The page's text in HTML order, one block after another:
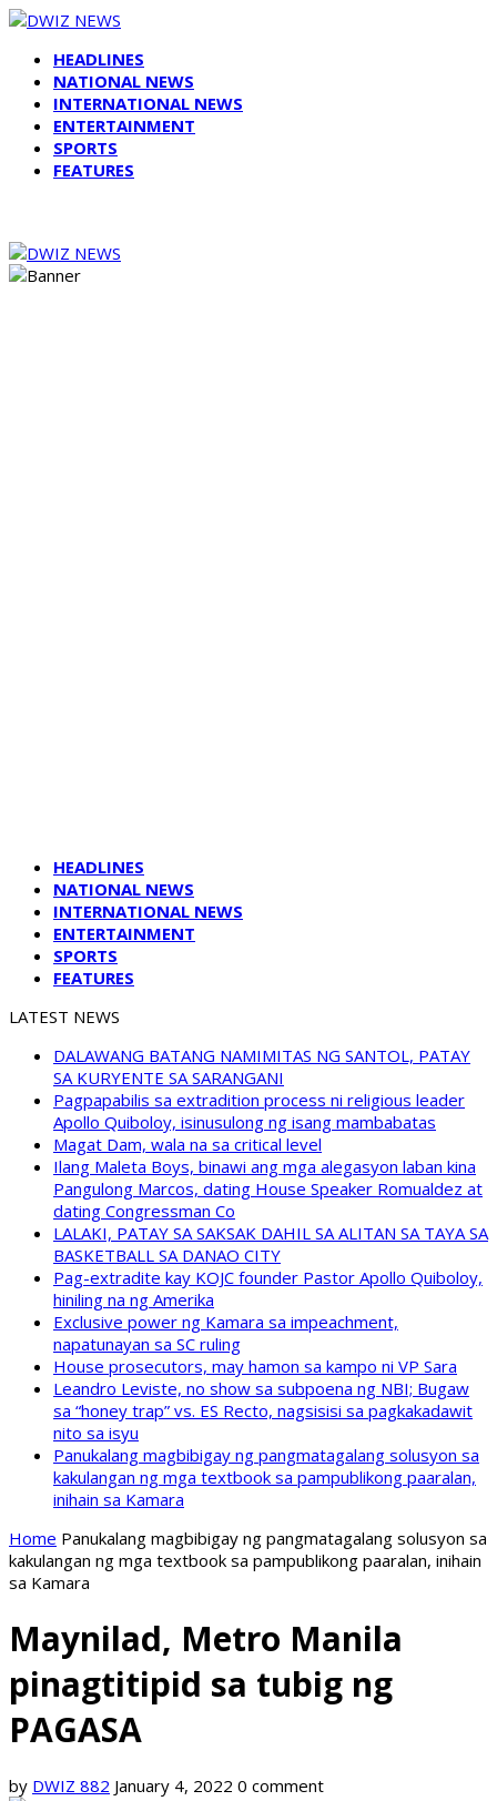
HEADLINES
NATIONAL NEWS
INTERNATIONAL NEWS
ENTERTAINMENT
SPORTS
FEATURES
HEADLINES
NATIONAL NEWS
INTERNATIONAL NEWS
ENTERTAINMENT
SPORTS
FEATURES
LATEST NEWS
DALAWANG BATANG NAMIMITAS NG SANTOL, PATAY
SA KURYENTE SA SARANGANI
Pagpapabilis sa extradition process ni religious leader
Apollo Quiboloy, isinusulong ng isang mambabatas
Magat Dam, wala na sa critical level
Ilang Maleta Boys, binawi ang mga alegasyon laban kina
Pangulong Marcos, dating House Speaker Romualdez at
dating Congressman Co
LALAKI, PATAY SA SAKSAK DAHIL SA ALITAN SA TAYA SA
BASKETBALL SA DANAO CITY
Pag-extradite kay KOJC founder Pastor Apollo Quiboloy,
hiniling na ng Amerika
Exclusive power ng Kamara sa impeachment,
napatunayan sa SC ruling
House prosecutors, may hamon sa kampo ni VP Sara
Leandro Leviste, no show sa subpoena ng NBI; Bugaw
sa “honey trap” vs. ES Recto, nagsisisi sa pagkakadawit
nito sa isyu
Panukalang magbibigay ng pangmatagalang solusyon sa
kakulangan ng mga textbook sa pampublikong paaralan,
inihain sa Kamara
Home Panukalang magbibigay ng pangmatagalang solusyon sa
kakulangan ng mga textbook sa pampublikong paaralan, inihain
sa Kamara
Maynilad, Metro Manila
pinagtitipid sa tubig ng
PAGASA
by DWIZ 882 January 4, 2022 0 comment